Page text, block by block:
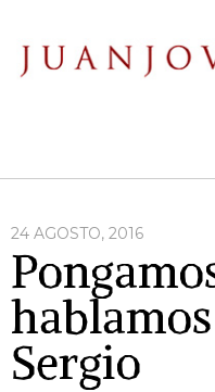
24 AGOSTO, 2016
Sergio